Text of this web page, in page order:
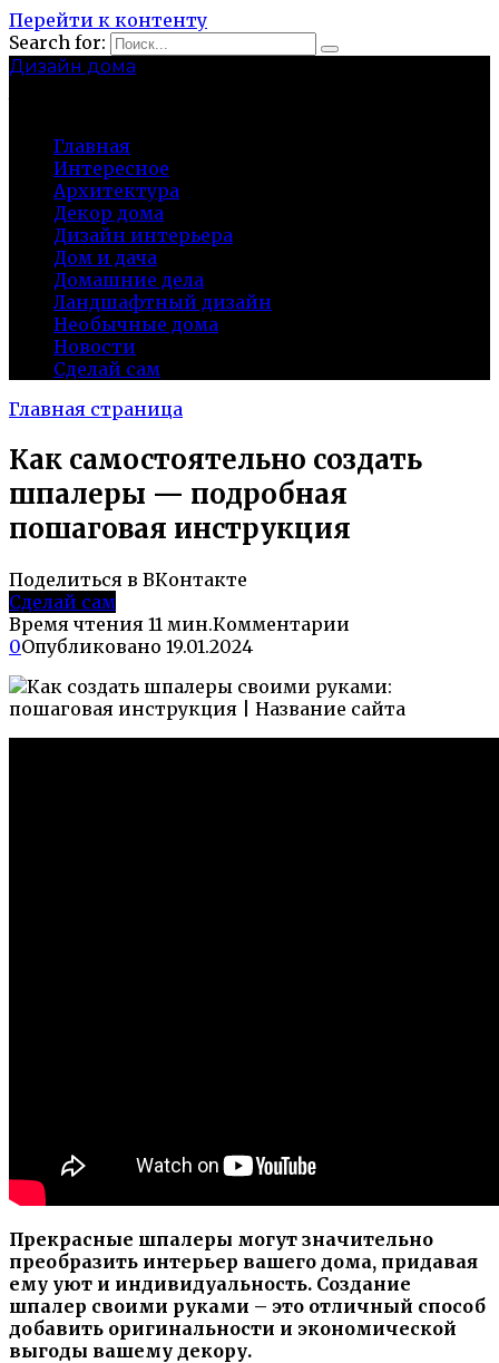
Перейти к контенту
Search for:
Дизайн дома
Главная
Интересное
Архитектура
Декор дома
Дизайн интерьера
Дом и дача
Домашние дела
Ландшафтный дизайн
Необычные дома
Новости
Сделай сам
Главная страница
Как самостоятельно создать
шпалеры — подробная
пошаговая инструкция
Поделиться в ВКонтакте
Сделай сам
Время чтения 11 мин.Комментарии
0Опубликовано 19.01.2024
Прекрасные шпалеры могут значительно
преобразить интерьер вашего дома, придавая
ему уют и индивидуальность. Создание
шпалер своими руками – это отличный способ
добавить оригинальности и экономической
выгоды вашему декору.